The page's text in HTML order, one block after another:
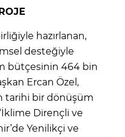
hazırlanan,
desteğiyle
bütçesinin 464 bin
Ercan Özel,
tarihi bir dönüşüm
“İklime Dirençli ve
Yenilikçi ve